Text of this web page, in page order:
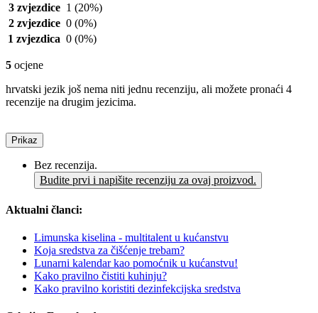
3 zvjezdice 1 (20%)
2 zvjezdice 0 (0%)
1 zvjezdica 0 (0%)
5 ocjene
hrvatski jezik još nema niti jednu recenziju, ali možete pronaći 4
recenzije na drugim jezicima.
Prikaz
Bez recenzija.
Budite prvi i napišite recenziju za ovaj proizvod.
Aktualni članci:
Limunska kiselina - multitalent u kućanstvu
Koja sredstva za čišćenje trebam?
Lunarni kalendar kao pomoćnik u kućanstvu!
Kako pravilno čistiti kuhinju?
Kako pravilno koristiti dezinfekcijska sredstva